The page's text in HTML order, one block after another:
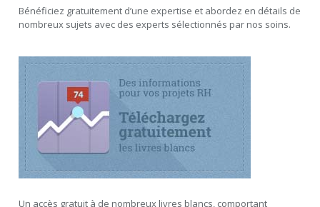
Bénéficiez gratuitement d’une expertise et abordez en détails de
nombreux sujets avec des experts sélectionnés par nos soins.
Un accès gratuit à de nombreux livres blancs, comportant